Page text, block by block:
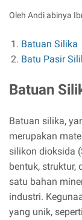
Oleh Andi abinya
Batuan Silika
Batu Pasir
Batuan
Batuan silika,
merupakan
silikon dioksida
bentuk, struktur,
satu bahan
industri.
yang unik,